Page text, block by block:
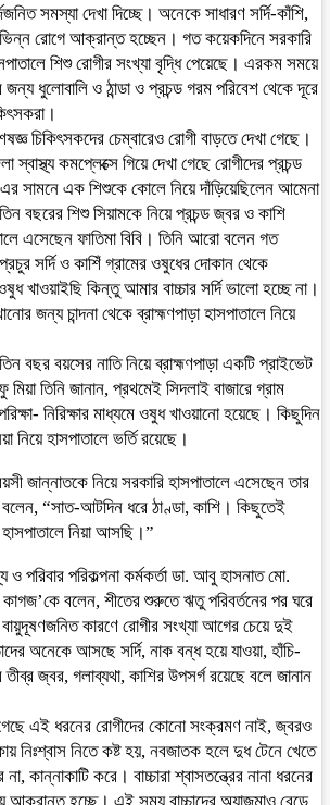
সমস্যা দেখা দিচ্ছে। অনেকে সাধারণ সর্দি-কাঁশি,
রোগে আক্রান্ত হচ্ছেন। গত কয়েকদিনে সরকারি
শিশু রোগীর সংখ্যা বৃদ্ধি পেয়েছে। এরকম সময়ে
ধুলোবালি ও ঠান্ডা ও প্রচন্ড গরম পরিবেশ থেকে দূরে
চিকিৎসকদের চেম্বারেও রোগী বাড়তে দেখা গেছে।
স্বাস্থ্য কমপ্লেক্সে গিয়ে দেখা গেছে রোগীদের প্রচন্ড
সামনে এক শিশুকে কোলে নিয়ে দাঁড়িয়েছিলেন আমেনা
বছরের শিশু সিয়ামকে নিয়ে প্রচন্ড জ্বর ও কাশি
এসেছেন ফাতিমা বিবি। তিনি আরো বলেন গত
সর্দি ও কাশিঁ গ্রামের ওষুধের দোকান থেকে
খাওয়াইছি কিন্তু আমার বাচ্চার সর্দি ভালো হচ্ছে না।
জন্য চান্দনা থেকে ব্রাহ্মণপাড়া হাসপাতালে নিয়ে
বছর বয়সের নাতি নিয়ে ব্রাহ্মণপাড়া একটি প্রাইভেট
তিনি জানান, প্রথমেই সিদলাই বাজারে গ্রাম
নিরিক্ষার মাধ্যমে ওষুধ খাওয়ানো হয়েছে। কিছুদিন
নিয়ে হাসপাতালে ভর্তি রয়েছে।
জান্নাতকে নিয়ে সরকারি হাসপাতালে এসেছেন তার
“সাত-আটদিন ধরে ঠাণ্ডা, কাশি। কিছুতেই
নিয়া আসছি।”
ও পরিবার পরিকল্পনা কর্মকর্তা ডা. আবু হাসনাত মো.
কাগজ’কে বলেন, শীতের শুরুতে ঋতু পরিবর্তনের পর ঘরে
কারণে রোগীর সংখ্যা আগের চেয়ে দুই
অনেকে আসছে সর্দি, নাক বন্ধ হয়ে যাওয়া, হাঁচি-
জ্বর, গলাব্যথা, কাশির উপসর্গ রয়েছে বলে জানান
এই ধরনের রোগীদের কোনো সংক্রমণ নাই, জ্বরও
নিঃশ্বাস নিতে কষ্ট হয়, নবজাতক হলে দুধ টেনে খেতে
না, কান্নাকাটি করে। বাচ্চারা শ্বাসতন্ত্রের নানা ধরনের